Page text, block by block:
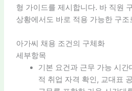
형 가이드를 제시합니다. 바 직원
상황에서도 바로 적용 가능한 구
아가씨 채용 조건의 구체화
세부항목
기본 요건과 근무 가능 시간
적 취업 자격 확인, 교대표